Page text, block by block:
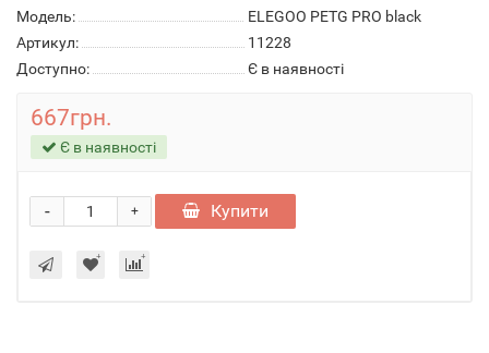
Модель:
ELEGOO PETG PRO black
Артикул:
11228
Доступно:
Є в наявності
667грн.
Є в наявності
+
- Купити